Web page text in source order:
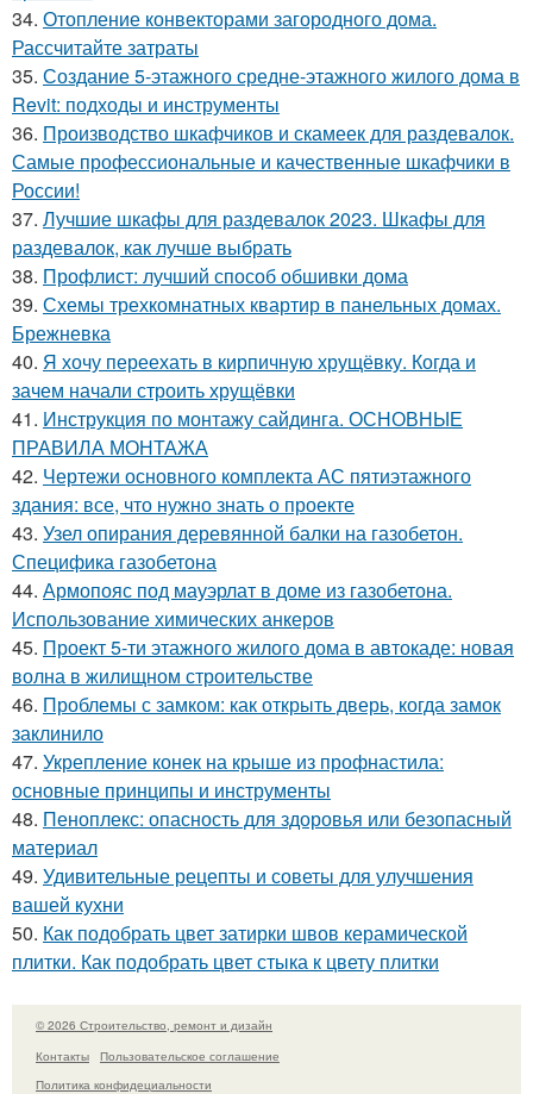
34. Отопление конвекторами загородного дома.
Рассчитайте затраты
35. Создание 5-этажного средне-этажного жилого дома в
Revit: подходы и инструменты
36. Производство шкафчиков и скамеек для раздевалок.
Самые профессиональные и качественные шкафчики в
России!
37. Лучшие шкафы для раздевалок 2023. Шкафы для
раздевалок, как лучше выбрать
38. Профлист: лучший способ обшивки дома
39. Схемы трехкомнатных квартир в панельных домах.
Брежневка
40. Я хочу переехать в кирпичную хрущёвку. Когда и
зачем начали строить хрущёвки
41. Инструкция по монтажу сайдинга. ОСНОВНЫЕ
ПРАВИЛА МОНТАЖА
42. Чертежи основного комплекта АС пятиэтажного
здания: все, что нужно знать о проекте
43. Узел опирания деревянной балки на газобетон.
Специфика газобетона
44. Армопояс под мауэрлат в доме из газобетона.
Использование химических анкеров
45. Проект 5-ти этажного жилого дома в автокаде: новая
волна в жилищном строительстве
46. Проблемы с замком: как открыть дверь, когда замок
заклинило
47. Укрепление конек на крыше из профнастила:
основные принципы и инструменты
48. Пеноплекс: опасность для здоровья или безопасный
материал
49. Удивительные рецепты и советы для улучшения
вашей кухни
50. Как подобрать цвет затирки швов керамической
плитки. Как подобрать цвет стыка к цвету плитки
© 2026 Строительство, ремонт и дизайн
Контакты
Пользовательское соглашение
Политика конфидециальности